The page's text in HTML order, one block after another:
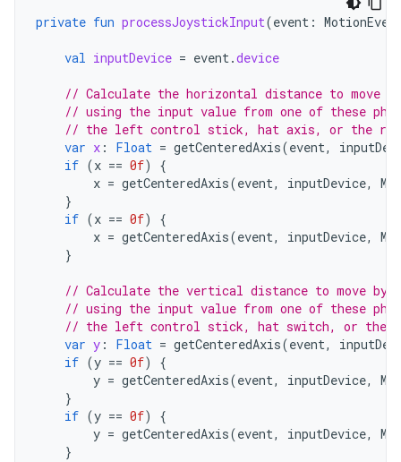
private fun processJoystickInput(event :
val inputDevice = event.device
// Calculate the horizontal distance to move by
// using the input value from one of these
// the left control stick, hat axis, or the
var x : Float = getCenteredAxis(event,
if (x == 0f)
{
x = getCenteredAxis(event, inputDevice,
}
if (x == 0f)
{
x = getCenteredAxis(event, inputDevice,
}
// Calculate the vertical distance to move by
// using the input value from one of these
// the left control stick, hat switch, or the
var y : Float = getCenteredAxis(event,
if (y == 0f)
{
y = getCenteredAxis(event, inputDevice,
}
if (y == 0f)
{
y = getCenteredAxis(event, inputDevice,
}